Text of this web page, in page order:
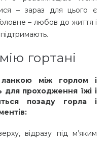
– зараз для цього є
– любов до життя і
гортані
між горлом і
для проходження їжі і
позаду горла і
відразу під м’яким